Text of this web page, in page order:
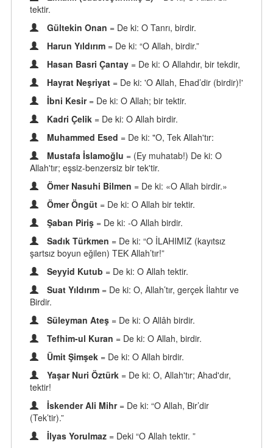
tektir.
Gültekin Onan = De ki: O Tanrı, birdir.
Harun Yıldırım = De ki: “O Allah, birdir.”
Hasan Basri Çantay = De ki: O Allahdır, bir tekdir,
Hayrat Neşriyat = De ki: 'O Allah, Ehad’dir (birdir)!'
İbni Kesir = De ki: O Allah; bir tektir.
Kadri Çelik = De ki: O Allah birdir.
Muhammed Esed = De ki: "O, Tek Allah'tır:
Mustafa İslamoğlu = (Ey muhatab!) De ki: O
Allah'tır; eşsiz-benzersiz bir tek'tir.
Ömer Nasuhi Bilmen = De ki: «O Allah birdir.»
Ömer Öngüt = De ki: O Allah bir tektir.
Şaban Piriş = De ki: -O Allah birdir.
Sadık Türkmen = De ki: “O İLAHIMIZ (kayıtsız
şartsız boyun eğilen) TEK Allah’tır!”
Seyyid Kutub = De ki: O Allah tektir.
Suat Yıldırım = De ki: O, Allah’tır, gerçek İlahtır ve
Birdir.
Süleyman Ateş = De ki: O Allâh birdir.
Tefhim-ul Kuran = De ki: O Allah, birdir.
Ümit Şimşek = De ki: O Allah birdir.
Yaşar Nuri Öztürk = De ki: O, Allah'tır; Ahad'dır,
tektir!
İskender Ali Mihr = De ki: “O Allah, Bir’dir
(Tek’tir).”
İlyas Yorulmaz = Deki “O Allah tektir. ”